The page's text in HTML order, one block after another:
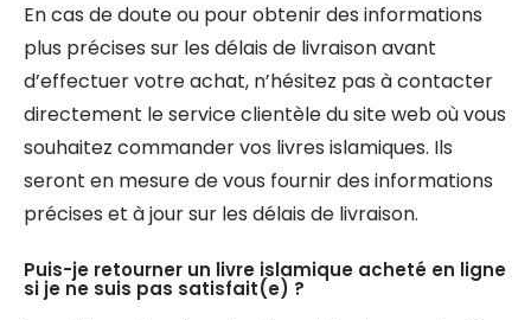
En cas de doute ou pour obtenir des informations
plus précises sur les délais de livraison avant
d’effectuer votre achat, n’hésitez pas à contacter
directement le service clientèle du site web où vous
souhaitez commander vos livres islamiques. Ils
seront en mesure de vous fournir des informations
précises et à jour sur les délais de livraison.
Puis-je retourner un livre islamique acheté en ligne
si je ne suis pas satisfait(e) ?